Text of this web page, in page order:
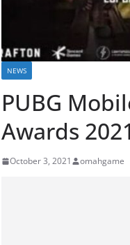
NEWS
PUBG
Awards 2021
October 3, 2021 omahgame